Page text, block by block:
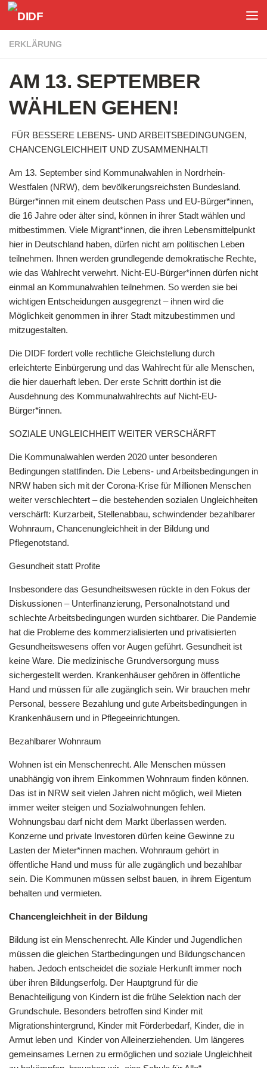
Unter dem Inhalt
ERKLÄRUNG
AM 13. SEPTEMBER
WÄHLEN GEHEN!
FÜR BESSERE LEBENS- UND ARBEITSBEDINGUNGEN,
CHANCENGLEICHHEIT UND ZUSAMMENHALT!
Am 13. September sind Kommunalwahlen in Nordrhein-
Westfalen (NRW), dem bevölkerungsreichsten Bundesland.
Bürger*innen mit einem deutschen Pass und EU-Bürger*innen,
die 16 Jahre oder älter sind, können in ihrer Stadt wählen und
mitbestimmen. Viele Migrant*innen, die ihren Lebensmittelpunkt
hier in Deutschland haben, dürfen nicht am politischen Leben
teilnehmen. Ihnen werden grundlegende demokratische Rechte,
wie das Wahlrecht verwehrt. Nicht-EU-Bürger*innen dürfen nicht
einmal an Kommunalwahlen teilnehmen. So werden sie bei
wichtigen Entscheidungen ausgegrenzt – ihnen wird die
Möglichkeit genommen in ihrer Stadt mitzubestimmen und
mitzugestalten.
Die DIDF fordert volle rechtliche Gleichstellung durch
erleichterte Einbürgerung und das Wahlrecht für alle Menschen,
die hier dauerhaft leben. Der erste Schritt dorthin ist die
Ausdehnung des Kommunalwahlrechts auf Nicht-EU-
Bürger*innen.
SOZIALE UNGLEICHHEIT WEITER VERSCHÄRFT
Die Kommunalwahlen werden 2020 unter besonderen
Bedingungen stattfinden. Die Lebens- und Arbeitsbedingungen in
NRW haben sich mit der Corona-Krise für Millionen Menschen
weiter verschlechtert – die bestehenden sozialen Ungleichheiten
verschärft: Kurzarbeit, Stellenabbau, schwindender bezahlbarer
Wohnraum, Chancenungleichheit in der Bildung und
Pflegenotstand.
Gesundheit statt Profite
Insbesondere das Gesundheitswesen rückte in den Fokus der
Diskussionen – Unterfinanzierung, Personalnotstand und
schlechte Arbeitsbedingungen wurden sichtbarer. Die Pandemie
hat die Probleme des kommerzialisierten und privatisierten
Gesundheitswesens offen vor Augen geführt. Gesundheit ist
keine Ware. Die medizinische Grundversorgung muss
sichergestellt werden. Krankenhäuser gehören in öffentliche
Hand und müssen für alle zugänglich sein. Wir brauchen mehr
Personal, bessere Bezahlung und gute Arbeitsbedingungen in
Krankenhäusern und in Pflegeeinrichtungen.
Bezahlbarer Wohnraum
Wohnen ist ein Menschenrecht. Alle Menschen müssen
unabhängig von ihrem Einkommen Wohnraum finden können.
Das ist in NRW seit vielen Jahren nicht möglich, weil Mieten
immer weiter steigen und Sozialwohnungen fehlen.
Wohnungsbau darf nicht dem Markt überlassen werden.
Konzerne und private Investoren dürfen keine Gewinne zu
Lasten der Mieter*innen machen. Wohnraum gehört in
öffentliche Hand und muss für alle zugänglich und bezahlbar
sein. Die Kommunen müssen selbst bauen, in ihrem Eigentum
behalten und vermieten.
Chancengleichheit in der Bildung
Bildung ist ein Menschenrecht. Alle Kinder und Jugendlichen
müssen die gleichen Startbedingungen und Bildungschancen
haben. Jedoch entscheidet die soziale Herkunft immer noch
über ihren Bildungserfolg. Der Hauptgrund für die
Benachteiligung von Kindern ist die frühe Selektion nach der
Grundschule. Besonders betroffen sind Kinder mit
Migrationshintergrund, Kinder mit Förderbedarf, Kinder, die in
Armut leben und Kinder von Alleinerziehenden. Um längeres
gemeinsames Lernen zu ermöglichen und soziale Ungleichheit